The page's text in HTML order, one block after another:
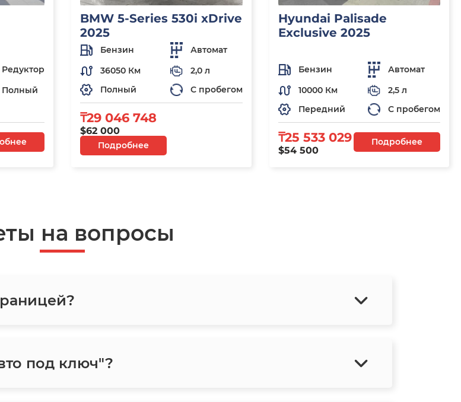
Редуктор
Полный
BMW 5-Series 530i xDrive
2025
Бензин
Автомат
36050 Км
2,0 л
Полный
С пробегом
₸29 046 748
$62 000
Подробнее
Hyundai Palisade
Exclusive 2025
Бензин
Автомат
10000 Км
2,5 л
Передний
С пробегом
₸25 533 029
$54 500
Подробнее
на вопросы
под ключ"?